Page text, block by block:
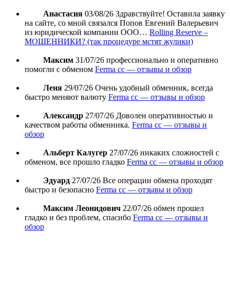
Анастасия 03/08/26 Здравствуйте! Оставила заявку
на сайте, со мной связался Попов Евгений Валерьевич
из юридической компании ООО… Rolling Reserve –
МОШЕННИКИ? (так процедуре мстят жулики)
Максим 31/07/26 профессионально и оперативно
помогли с обменом Ferma cc — отзывы и обзор
Леня 29/07/26 Очень удобный обменник, всегда
быстро меняют валюту Ferma cc — отзывы и обзор
Александр 27/07/26 Доволен оперативностью и
качеством работы обменника. Ferma cc — отзывы и
обзор
Альберт Калугер 27/07/26 никаких сложностей с
обменом, все прошло гладко Ferma cc — отзывы и обзор
Эдуард 27/07/26 Все операции обмена проходят
быстро и безопасно Ferma cc — отзывы и обзор
Максим Леонидович 22/07/26 обмен прошел
гладко и без проблем, спасибо Ferma cc — отзывы и
обзор